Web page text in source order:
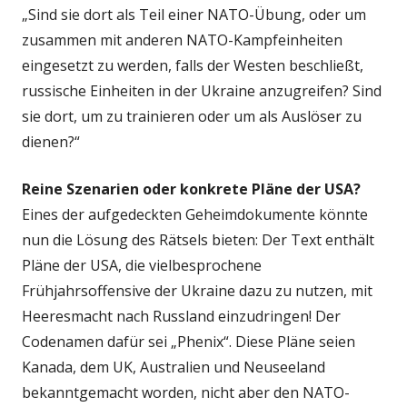
„Sind sie dort als Teil einer NATO-Übung, oder um
zusammen mit anderen NATO-Kampfeinheiten
eingesetzt zu werden, falls der Westen beschließt,
russische Einheiten in der Ukraine anzugreifen? Sind
sie dort, um zu trainieren oder um als Auslöser zu
dienen?“
Reine Szenarien oder konkrete Pläne der USA?
Eines der aufgedeckten Geheimdokumente könnte
nun die Lösung des Rätsels bieten: Der Text enthält
Pläne der USA, die vielbesprochene
Frühjahrsoffensive der Ukraine dazu zu nutzen, mit
Heeresmacht nach Russland einzudringen! Der
Codenamen dafür sei „Phenix“. Diese Pläne seien
Kanada, dem UK, Australien und Neuseeland
bekanntgemacht worden, nicht aber den NATO-